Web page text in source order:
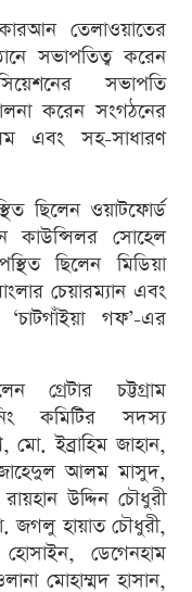
তেলাওয়াতের
সভাপতিত্ব করেন
সভাপতি
করেন সংগঠনের
এবং সহ-সাধারণ
ছিলেন ওয়াটফোর্ড
কাউন্সিলর সোহেল
ছিলেন মিডিয়া
চেয়ারম্যান এবং
গফ’-এর
গ্রেটার চট্টগ্রাম
কমিটির সদস্য
মো. ইব্রাহিম জাহান,
জাহেদুল আলম মাসুদ,
উদ্দিন চৌধুরী
জগলু হায়াত চৌধুরী,
হোসাইন, ডেগেনহাম
মোহাম্মদ হাসান,